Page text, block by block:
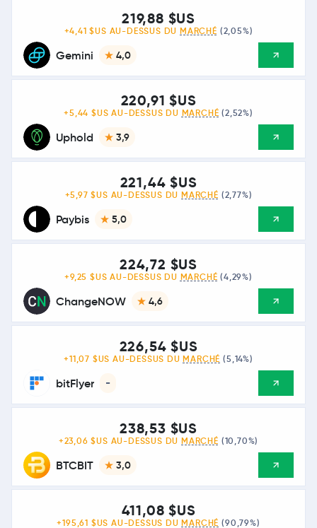
Gemini 4,0
219,88 $US
+4,41 $US AU-DESSUS DU MARCHÉ (2,05%)
Uphold 3,9
220,91 $US
+5,44 $US AU-DESSUS DU MARCHÉ (2,52%)
Paybis 5,0
221,44 $US
+5,97 $US AU-DESSUS DU MARCHÉ (2,77%)
ChangeNOW 4,6
224,72 $US
+9,25 $US AU-DESSUS DU MARCHÉ (4,29%)
bitFlyer -
226,54 $US
+11,07 $US AU-DESSUS DU MARCHÉ (5,14%)
BTCBIT 3,0
238,53 $US
+23,06 $US AU-DESSUS DU MARCHÉ (10,70%)
411,08 $US
+195,61 $US AU-DESSUS DU MARCHÉ (90,79%)